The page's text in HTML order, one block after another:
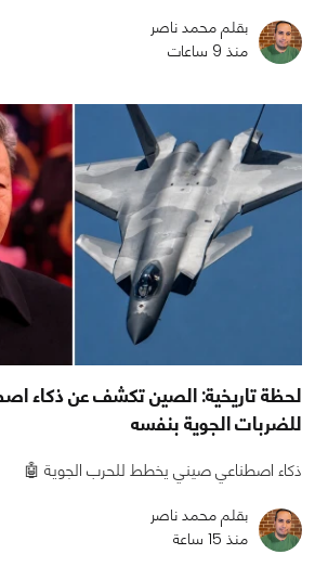
بقلم محمد ناصر
منذ 9 ساعات
لحظة تاريخية: الصين تكشف عن ذكاء
للضربات الجوية بنفسه
ذكاء اصطناعي صيني يخطط للحرب الجوية 🤖
بقلم محمد ناصر
منذ 15 ساعة